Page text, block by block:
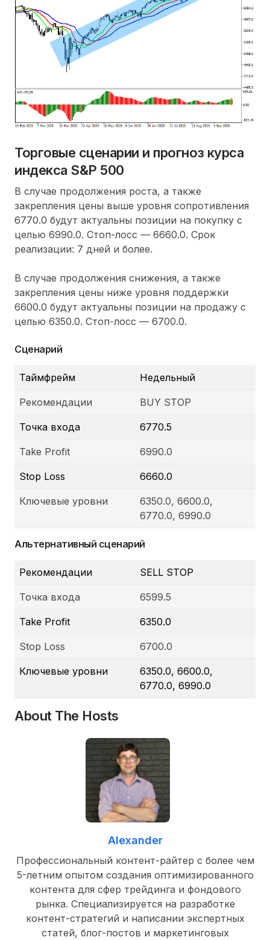
Торговые сценарии и прогноз курса
индекса S&P 500
В случае продолжения роста, а также
закрепления цены выше уровня сопротивления
6770.0 будут актуальны позиции на покупку с
целью 6990.0. Стоп-лосс — 6660.0. Срок
реализации: 7 дней и более.
В случае продолжения снижения, а также
закрепления цены ниже уровня поддержки
6600.0 будут актуальны позиции на продажу с
целью 6350.0. Стоп-лосс — 6700.0.
Сценарий
Таймфрейм Недельный
Рекомендации BUY STOP
Точка входа 6770.5
Take Profit 6990.0
Stop Loss 6660.0
Ключевые уровни
6350.0, 6600.0,
6770.0, 6990.0
Альтернативный сценарий
Рекомендации SELL STOP
Точка входа 6599.5
Take Profit 6350.0
Stop Loss 6700.0
Ключевые уровни
6350.0, 6600.0,
6770.0, 6990.0
About The Hosts
Alexander
Профессиональный контент-райтер с более чем
5-летним опытом создания оптимизированного
контента для сфер трейдинга и фондового
рынка. Специализируется на разработке
контент-стратегий и написании экспертных
статей, блог-постов и маркетинговых